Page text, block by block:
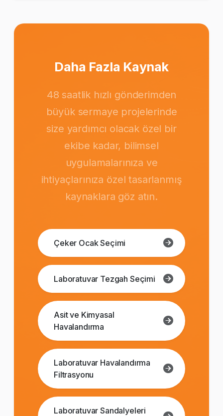
Daha Fazla Kaynak
48 saatlik hızlı gönderimden
büyük sermaye projelerinde
size yardımcı olacak özel bir
ekibe kadar, bilimsel
uygulamalarınıza ve
ihtiyaçlarınıza özel tasarlanmış
kaynaklara göz atın.
Çeker Ocak Seçimi
Laboratuvar Tezgah Seçimi
Asit ve Kimyasal
Havalandırma
Laboratuvar Havalandırma
Filtrasyonu
Laboratuvar Sandalyeleri